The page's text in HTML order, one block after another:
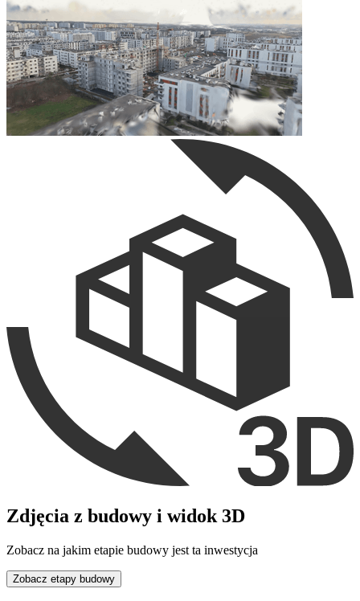
Zdjęcia z budowy i widok 3D
Zobacz na jakim etapie budowy jest ta inwestycja
Zobacz etapy budowy